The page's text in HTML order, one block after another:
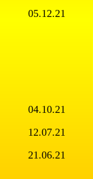
05.12.21
04.10.21
12.07.21
21.06.21